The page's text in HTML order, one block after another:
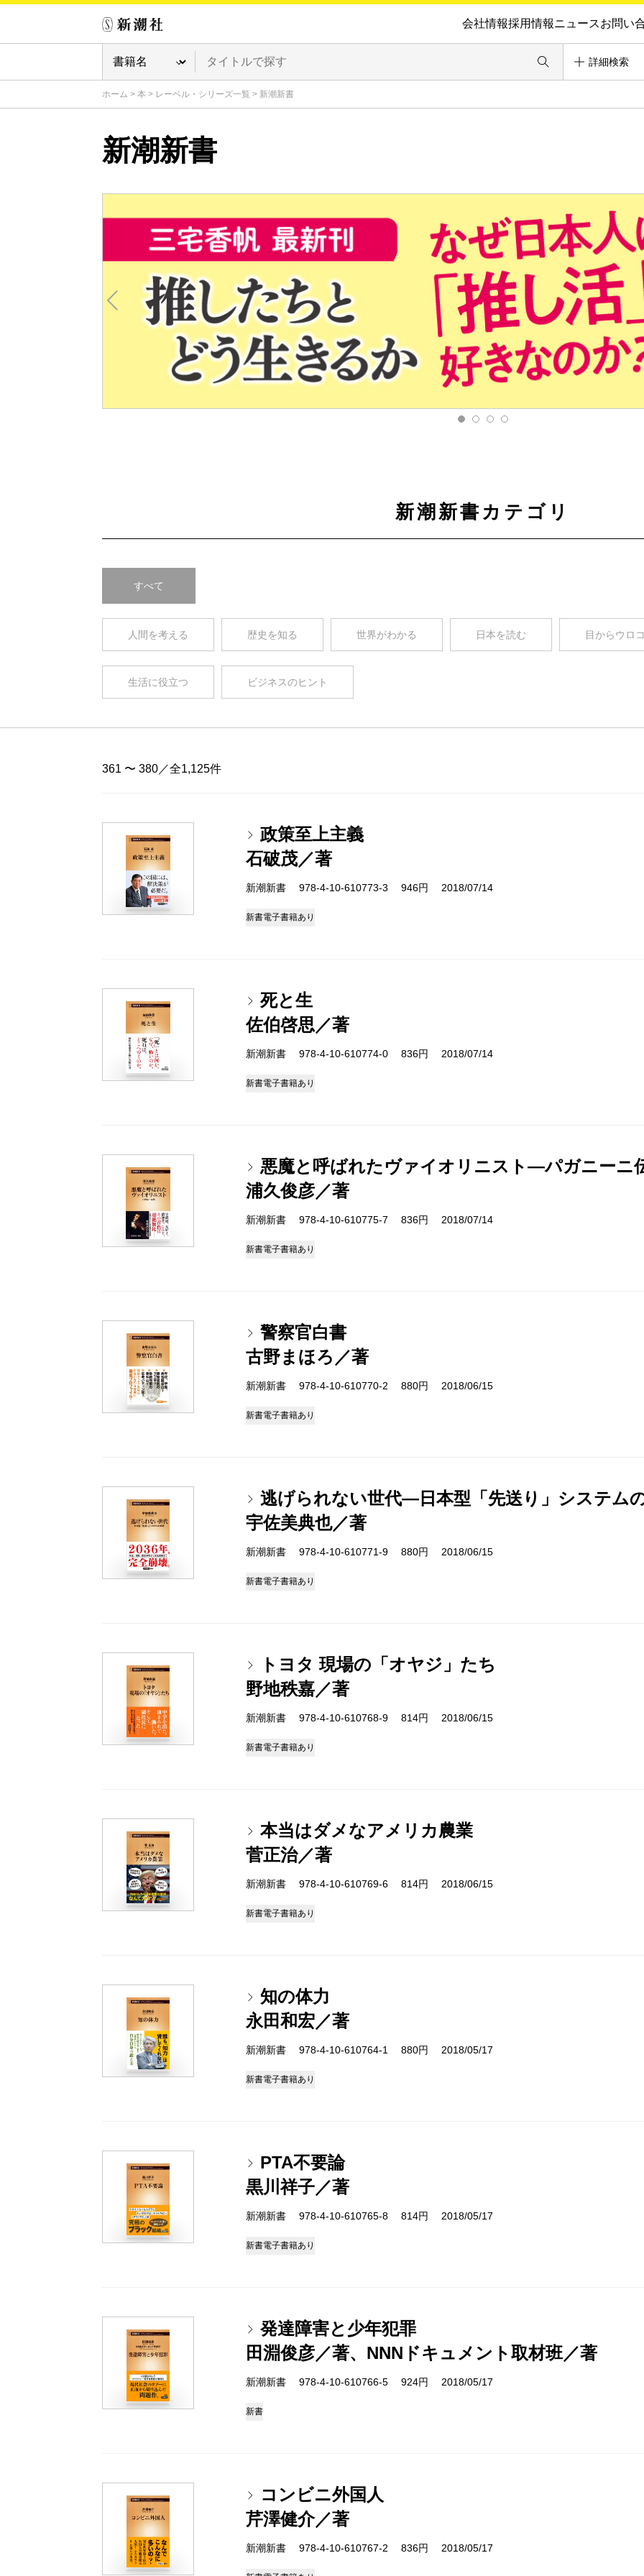
会社情報採用情報ニュースお問い
詳細検索
ホーム > 本 > レーベル・シリーズ一覧 > 新潮新書
新潮新書
新潮新書カテゴリ
すべて
人間を考える 歴史を知る 世界がわかる 日本を読む 目からウロ
生活に役立つ ビジネスのヒント
361 〜 380／全1,125件
政策至上主義
石破茂／著
新潮新書 978-4-10-610773-3 946円 2018/07/14
新書電子書籍あり
死と生
佐伯啓思／著
新潮新書 978-4-10-610774-0 836円 2018/07/14
新書電子書籍あり
悪魔と呼ばれたヴァイオリニスト―パガニーニ
浦久俊彦／著
新潮新書 978-4-10-610775-7 836円 2018/07/14
新書電子書籍あり
警察官白書
古野まほろ／著
新潮新書 978-4-10-610770-2 880円 2018/06/15
新書電子書籍あり
逃げられない世代―日本型「先送り」システム
宇佐美典也／著
新潮新書 978-4-10-610771-9 880円 2018/06/15
新書電子書籍あり
トヨタ 現場の「オヤジ」たち
野地秩嘉／著
新潮新書 978-4-10-610768-9 814円 2018/06/15
新書電子書籍あり
本当はダメなアメリカ農業
菅正治／著
新潮新書 978-4-10-610769-6 814円 2018/06/15
新書電子書籍あり
知の体力
永田和宏／著
新潮新書 978-4-10-610764-1 880円 2018/05/17
新書電子書籍あり
PTA不要論
黒川祥子／著
新潮新書 978-4-10-610765-8 814円 2018/05/17
新書電子書籍あり
発達障害と少年犯罪
田淵俊彦／著、NNNドキュメント取材班／著
新潮新書 978-4-10-610766-5 924円 2018/05/17
新書
コンビニ外国人
芹澤健介／著
新潮新書 978-4-10-610767-2 836円 2018/05/17